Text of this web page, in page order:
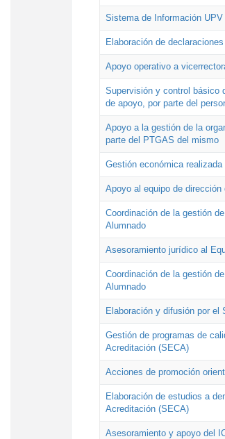
Sistema de Información
Elaboración de
Apoyo operativo a
Supervisión y control básico
de apoyo, por parte del
Apoyo a la gestión de la
parte del PTGAS del mismo
Gestión económica
Apoyo al equipo de
Coordinación de la gestión
Alumnado
Asesoramiento jurídico al
Coordinación de la gestión
Alumnado
Elaboración y difusión por el
Gestión de programas de
Acreditación (SECA)
Acciones de promoción
Elaboración de estudios a
Acreditación (SECA)
Asesoramiento y apoyo del